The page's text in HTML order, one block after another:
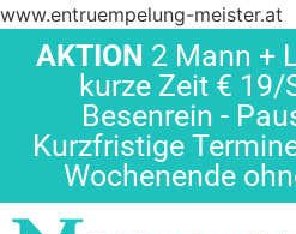
www.entruempelung-meister.at
AKTION 2 Mann +
kurze Zeit € 19/
Besenrein -
Kurzfristige
Wochenende